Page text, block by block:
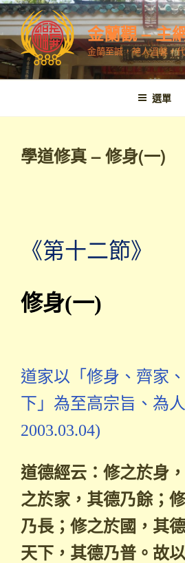
跳
至
內
容
金蘭觀 – 主
金蘭至誠，神人溫馨，
選單
學道修真 – 修身(一)
《第十二節》
修身(一)
道家以「修身、齊家
下」為至高宗旨、為
2003.03.04)
道德經云：修之於身
之於家，其德乃餘；
乃長；修之於國，其
天下，其德乃普。故